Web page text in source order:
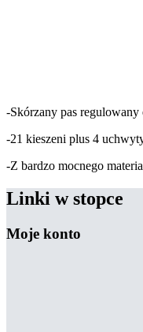
-Skórzany pas regulowany
-21 kieszeni plus 4
-Z bardzo mocnego
Linki w stopce
Moje konto